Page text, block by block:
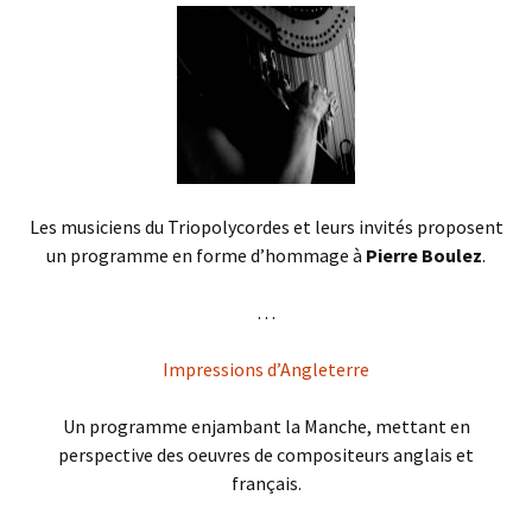
Les musiciens du Triopolycordes et leurs invités proposent
un programme en forme d’hommage à Pierre Boulez.
. . .
Impressions d’Angleterre
Un programme enjambant la Manche, mettant en
perspective des oeuvres de compositeurs anglais et
français.